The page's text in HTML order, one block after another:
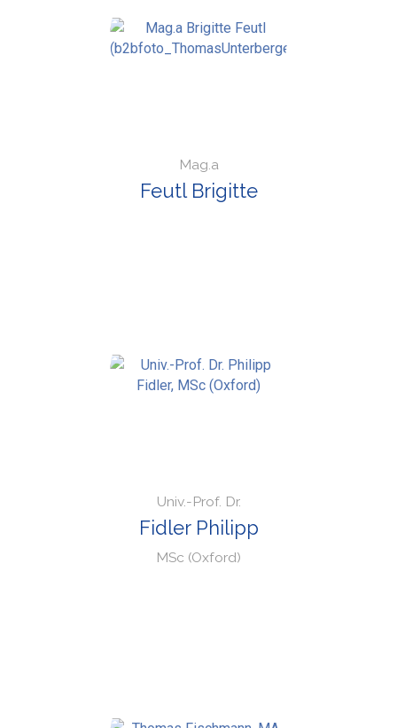
Mag.a
Feutl Brigitte
Univ.-Prof. Dr.
Fidler Philipp
MSc (Oxford)